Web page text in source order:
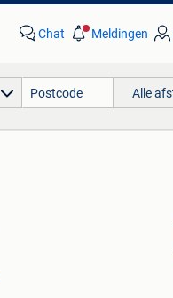
Chat Meldingen
Alle